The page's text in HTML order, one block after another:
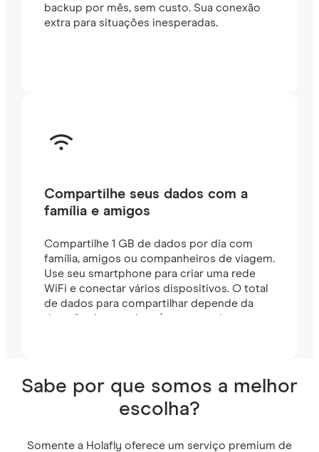
backup por mês, sem custo. Sua conexão
extra para situações inesperadas.
Compartilhe seus dados com a
família e amigos
Compartilhe 1 GB de dados por dia com
família, amigos ou companheiros de viagem.
Use seu smartphone para criar uma rede
WiFi e conectar vários dispositivos. O total
de dados para compartilhar depende da
duração do seu plano (por exemplo, um
Sabe por que somos a melhor
escolha?
Somente a Holafly oferece um serviço premium de